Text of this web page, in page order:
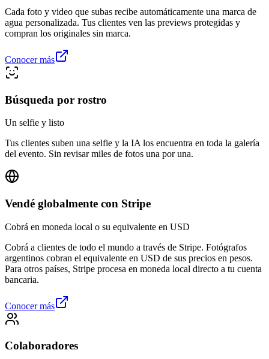
Cada foto y video que subas recibe automáticamente una marca de
agua personalizada. Tus clientes ven las previews protegidas y
compran los originales sin marca.
Conocer más
Búsqueda por rostro
Un selfie y listo
Tus clientes suben una selfie y la IA los encuentra en toda la galería
del evento. Sin revisar miles de fotos una por una.
Vendé globalmente con Stripe
Cobrá en moneda local o su equivalente en USD
Cobrá a clientes de todo el mundo a través de Stripe. Fotógrafos
argentinos cobran el equivalente en USD de sus precios en pesos.
Para otros países, Stripe procesa en moneda local directo a tu cuenta
bancaria.
Conocer más
Colaboradores